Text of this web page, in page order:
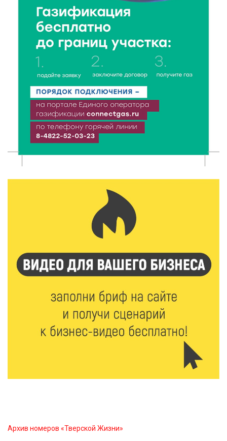
музыки
Завершается обустройство трассы
Витязи — Духовщина — Белый — Нелидово в
Тверской области
5 Авг 2026 16:32 361
«Зарядка со стражем порядка»: как в Нелидово
приобщают детей к здоровому образу жизни
5 Авг 2026 16:02 314
Вышнего Волочка провели зарядку для школьников
490
Виталий Королев дал старт новым туристическим
5 Авг 2026 15:32 380
В Калининском округе отметят День
физкультурника масштабной Спартакиадой
5 Авг 2026 15:25 268
Около 2300 учащихся школ и колледжей прошли
5 Авг 2026 14:44 250
Архив номеров «Тверской Жизни»